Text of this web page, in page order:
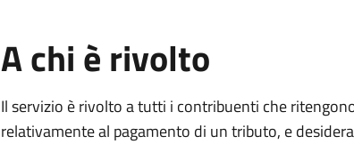
A chi è rivolto
Il servizio è rivolto a tutti i contribuenti che
relativamente al pagamento di un tributo, e